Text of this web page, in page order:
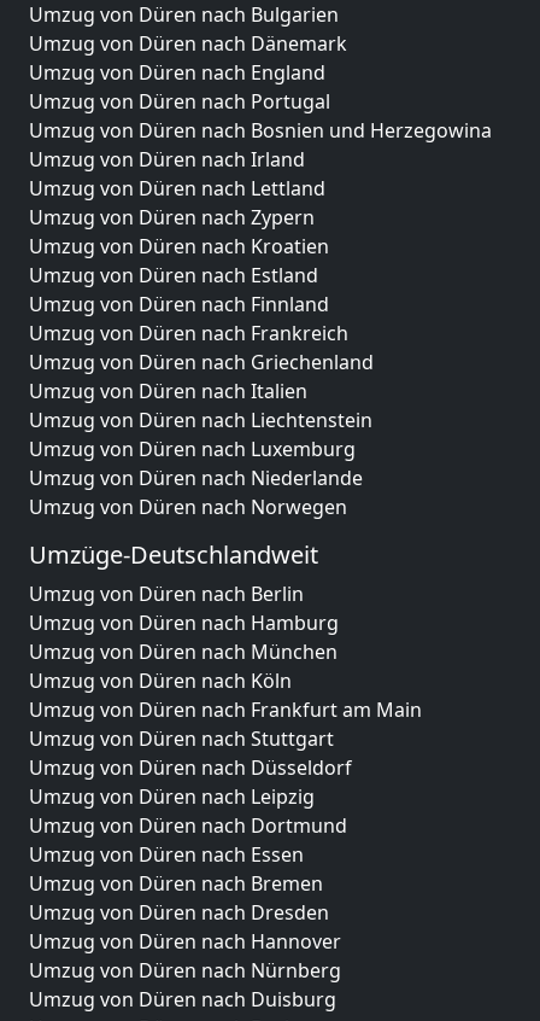
Umzug von Düren nach Bulgarien
Umzug von Düren nach Dänemark
Umzug von Düren nach England
Umzug von Düren nach Portugal
Umzug von Düren nach Bosnien und Herzegowina
Umzug von Düren nach Irland
Umzug von Düren nach Lettland
Umzug von Düren nach Zypern
Umzug von Düren nach Kroatien
Umzug von Düren nach Estland
Umzug von Düren nach Finnland
Umzug von Düren nach Frankreich
Umzug von Düren nach Griechenland
Umzug von Düren nach Italien
Umzug von Düren nach Liechtenstein
Umzug von Düren nach Luxemburg
Umzug von Düren nach Niederlande
Umzug von Düren nach Norwegen
Umzüge-Deutschlandweit
Umzug von Düren nach Berlin
Umzug von Düren nach Hamburg
Umzug von Düren nach München
Umzug von Düren nach Köln
Umzug von Düren nach Frankfurt am Main
Umzug von Düren nach Stuttgart
Umzug von Düren nach Düsseldorf
Umzug von Düren nach Leipzig
Umzug von Düren nach Dortmund
Umzug von Düren nach Essen
Umzug von Düren nach Bremen
Umzug von Düren nach Dresden
Umzug von Düren nach Hannover
Umzug von Düren nach Nürnberg
Umzug von Düren nach Duisburg